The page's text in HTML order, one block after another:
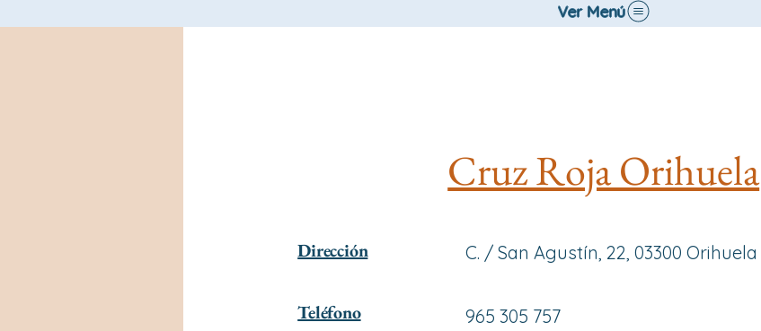
Ver Menú
Cruz Roja Orihuela
Dirección
Teléfono
C. / San Agustín, 22, 03300 Orihuela
965 305 757